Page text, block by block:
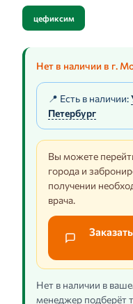
цефиксим
Нет в наличии в г.
📍 Есть в наличии:
Петербург
Вы можете
города и
получении
врача.
Нет в наличии в
менеджер подберёт